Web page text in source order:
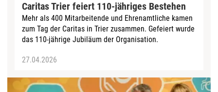
Caritas Trier feiert 110-jähriges Bestehen
Mehr als 400 Mitarbeitende und Ehrenamtliche kamen
zum Tag der Caritas in Trier zusammen. Gefeiert wurde
das 110-jährige Jubiläum der Organisation.
27.04.2026